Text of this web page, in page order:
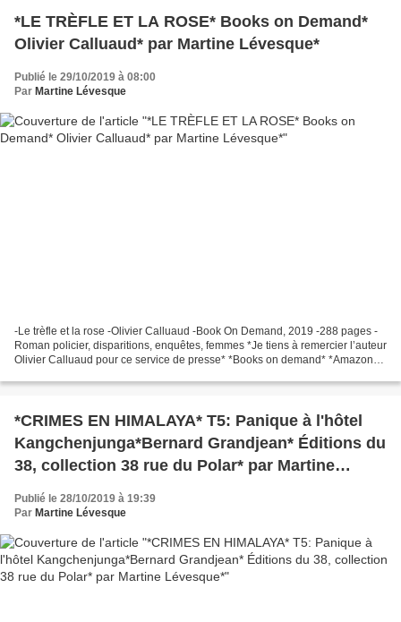
*LE TRÈFLE ET LA ROSE* Books on Demand*
Olivier Calluaud* par Martine Lévesque*
Publié le 29/10/2019 à 08:00
Par Martine Lévesque
-Le trèfle et la rose -Olivier Calluaud -Book On Demand, 2019 -288 pages -
Roman policier, disparitions, enquêtes, femmes *Je tiens à remercier l’auteur
Olivier Calluaud pour ce service de presse* *Books on demand* *Amazon
*CRIMES EN HIMALAYA* T5: Panique à l'hôtel
Kangchenjunga*Bernard Grandjean* Éditions du
38, collection 38 rue du Polar* par Martine
Publié le 28/10/2019 à 19:39
Par Martine Lévesque